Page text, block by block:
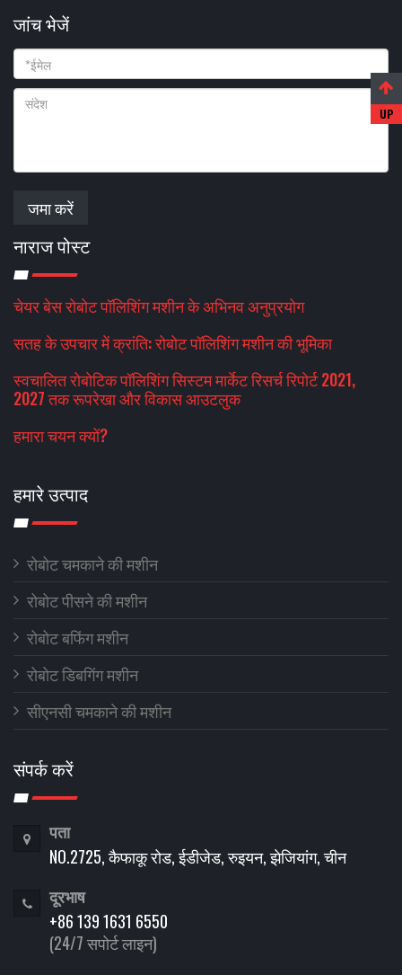
जांच भेजें
जमा करें
नाराज पोस्ट
चेयर बेस रोबोट पॉलिशिंग मशीन के अभिनव अनुप्रयोग
सतह के उपचार में क्रांति: रोबोट पॉलिशिंग मशीन की भूमिका
स्वचालित रोबोटिक पॉलिशिंग सिस्टम मार्केट रिसर्च रिपोर्ट 2021,
2027 तक रूपरेखा और विकास आउटलुक
हमारा चयन क्यों?
हमारे उत्पाद
रोबोट चमकाने की मशीन
रोबोट पीसने की मशीन
रोबोट बफिंग मशीन
रोबोट डिबगिंग मशीन
सीएनसी चमकाने की मशीन
संपर्क करें
पता
NO.2725, कैफाकू रोड, ईडीजेड, रुइयन, झेजियांग, चीन
दूरभाष
+86 139 1631 6550
(24/7 सपोर्ट लाइन)